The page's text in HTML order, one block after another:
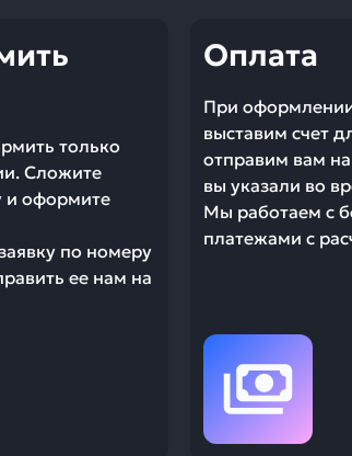
только
Сложите
и оформите
по номеру
ее нам на
Оплата
При
выставим счет
отправим вам
вы указали во
Мы работаем с
платежами с